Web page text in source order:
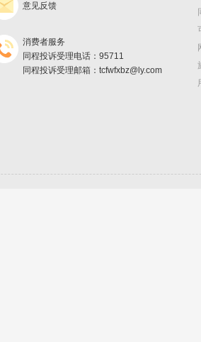
意见反馈
消费者服务
同程投诉受理电话：95711
同程投诉受理邮箱：tcfwfxbz@ly.com